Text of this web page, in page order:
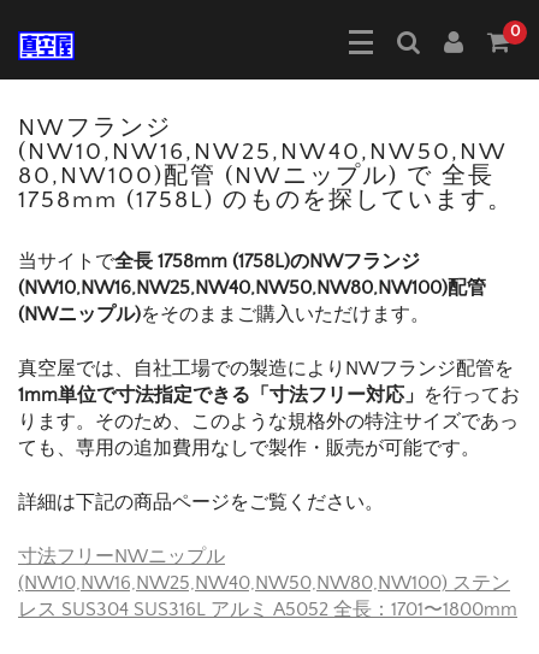
0
NWフランジ
(NW10,NW16,NW25,NW40,NW50,NW
80,NW100)配管 (NWニップル) で 全長
1758mm (1758L) のものを探しています。
当サイトで全長 1758mm (1758L)のNWフランジ
(NW10,NW16,NW25,NW40,NW50,NW80,NW100)配管
(NWニップル)をそのままご購入いただけます。
真空屋では、自社工場での製造によりNWフランジ配管を
1mm単位で寸法指定できる「寸法フリー対応」 を行ってお
ります。そのため、このような規格外の特注サイズであっ
ても、専用の追加費用なしで製作・販売が可能です。
詳細は下記の商品ページをご覧ください。
寸法フリーNWニップル
(NW10,NW16,NW25,NW40,NW50,NW80,NW100) ステン
レス SUS304 SUS316L アルミ A5052 全長：1701〜1800mm